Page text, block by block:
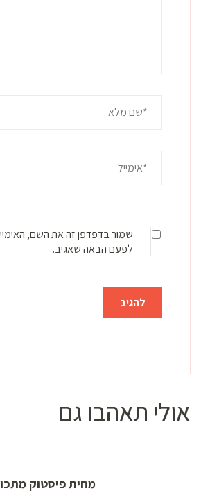
שמור בדפדפן זה את השם,
לפעם הבאה שאגיב.
אולי תאהבו גם
מחית פיסטוק